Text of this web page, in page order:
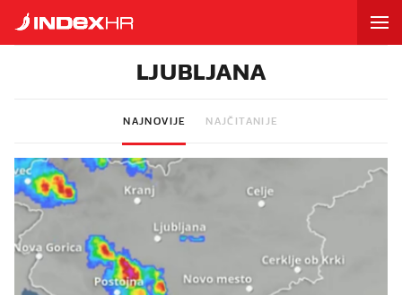
LJUBLJANA
NAJNOVIJE NAJČITANIJE